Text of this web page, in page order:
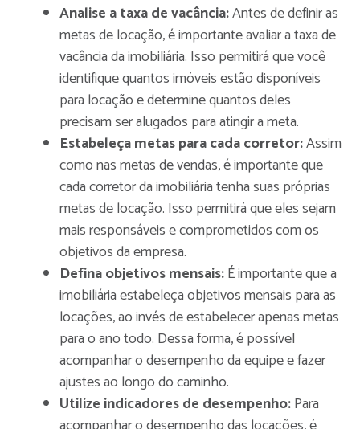
Analise a taxa de vacância:Antes de definir as
metas de locação, é importante avaliar a taxa de
vacância da imobiliária. Isso permitirá que você
identifique quantos imóveis estão disponíveis
para locação e determine quantos deles
precisam ser alugados para atingir a meta.
Estabeleça metas para cada corretor:Assim
como nas metas de vendas, é importante que
cada corretor da imobiliária tenha suas próprias
metas de locação. Isso permitirá que eles sejam
mais responsáveis e comprometidos com os
objetivos da empresa.
Defina objetivos mensais:É importante que a
imobiliária estabeleça objetivos mensais para as
locações, ao invés de estabelecer apenas metas
para o ano todo. Dessa forma, é possível
acompanhar o desempenho da equipe e fazer
ajustes ao longo do caminho.
Utilize indicadores de desempenho:Para